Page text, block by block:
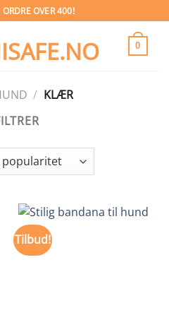
ORDRE OVER 400!
0
/ KLÆR
Tilbud!